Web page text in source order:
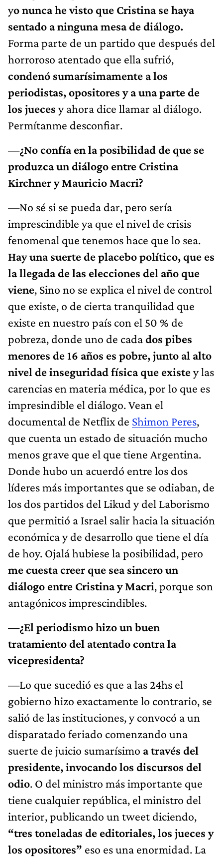
yo nunca he visto que Cristina se haya
sentado a ninguna mesa de diálogo.
Forma parte de un partido que después del
horroroso atentado que ella sufrió,
condenó sumarísimamente a los
periodistas, opositores y a una parte de
los jueces y ahora dice llamar al diálogo.
Permítanme desconfiar.
—¿No confía en la posibilidad de que se
produzca un diálogo entre Cristina
Kirchner y Mauricio Macri?
—No sé si se pueda dar, pero sería
imprescindible ya que el nivel de crisis
fenomenal que tenemos hace que lo sea.
Hay una suerte de placebo político, que es
la llegada de las elecciones del año que
viene, Sino no se explica el nivel de control
que existe, o de cierta tranquilidad que
existe en nuestro país con el 50 % de
pobreza, donde uno de cadados pibes
menores de 16 años es pobre, junto al alto
nivel de inseguridad física que existey las
carencias en materia médica, por lo que es
impresindible el diálogo. Vean el
documental de Netflix de Shimon Peres,
que cuenta un estado de situación mucho
menos grave que el que tiene Argentina.
Donde hubo un acuerdó entre los dos
líderes más importantes que se odiaban, de
los dos partidos del Likud y del Laborismo
que permitió a Israel salir hacia la situación
económica y de desarrollo que tiene el día
de hoy. Ojalá hubiese la posibilidad, pero
me cuesta creer que sea sincero un
diálogo entre Cristina y Macri, porque son
antagónicos imprescindibles.
—¿El periodismo hizo un buen
tratamiento del atentado contra la
vicepresidenta?
—Lo que sucedió es que a las 24hs el
gobierno hizo exactamente lo contrario, se
salió de las instituciones, y convocó a un
disparatado feriado comenzando una
suerte de juicio sumarísimo a través del
presidente, invocando los discursos del
odio. O del ministro más importante que
tiene cualquier república, el ministro del
interior, publicando un tweet diciendo,
“tres toneladas de editoriales, los jueces y
los opositores” eso es una enormidad. La